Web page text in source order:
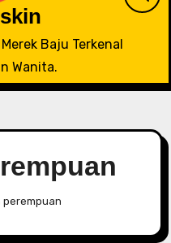
Baju Terkenal
Wanita.
perempuan